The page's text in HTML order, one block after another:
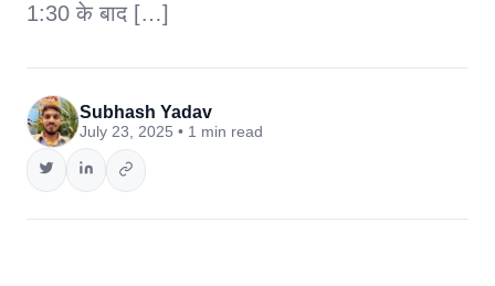
1:30 के बाद […]
Subhash Yadav
July 23, 2025 • 1 min read